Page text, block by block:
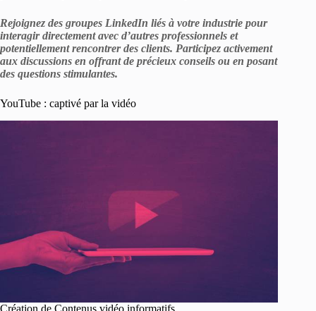
Rejoignez des groupes LinkedIn liés à votre industrie pour
interagir directement avec d’autres professionnels et
potentiellement rencontrer des clients. Participez activement
aux discussions en offrant de précieux conseils ou en posant
des questions stimulantes.
YouTube : captivé par la vidéo
Création de Contenus vidéo informatifs